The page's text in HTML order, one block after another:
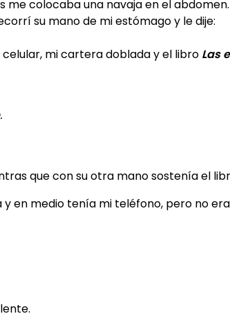
me colocaba una navaja en el abdomen.
su mano de mi estómago y le dije:
mi cartera doblada y el libro Las
que con su otra mano sostenía el
en medio tenía mi teléfono, pero no